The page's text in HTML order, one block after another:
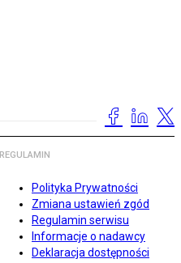
REGULAMIN
Polityka Prywatności
Zmiana ustawień zgód
Regulamin serwisu
Informacje o nadawcy
Deklaracja dostępności